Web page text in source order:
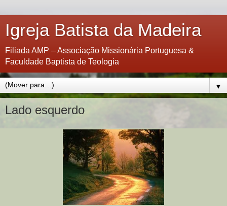
Igreja Batista da Madeira
Filiada AMP – Associação Missionária Portuguesa &
Faculdade Baptista de Teologia
▼
Lado esquerdo